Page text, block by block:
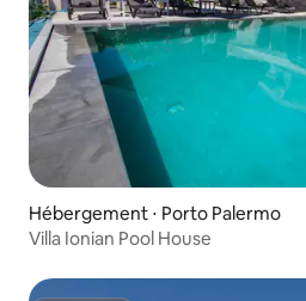
Hébergement ⋅ Porto Palermo
Villa Ionian Pool House